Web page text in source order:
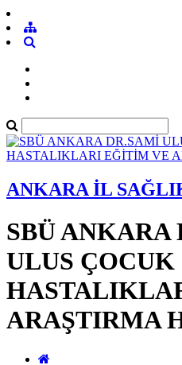
ANKARA İL
SBÜ ANKARA
ULUS
ARAŞTIRMA